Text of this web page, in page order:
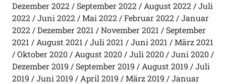
Dezember 2022
September 2022 August 2022
Juli
2022
Juni 2022 Mai 2022 Februar 2022
Januar
2022
Dezember 2021 November 2021
September
2021
August 2021 Juli 2021 Juni 2021
März 2021
Oktober 2020
August 2020 Juli 2020
Juni 2020
Dezember 2019
September 2019 August 2019
Juli
2019
Juni 2019 April 2019 März 2019
Januar